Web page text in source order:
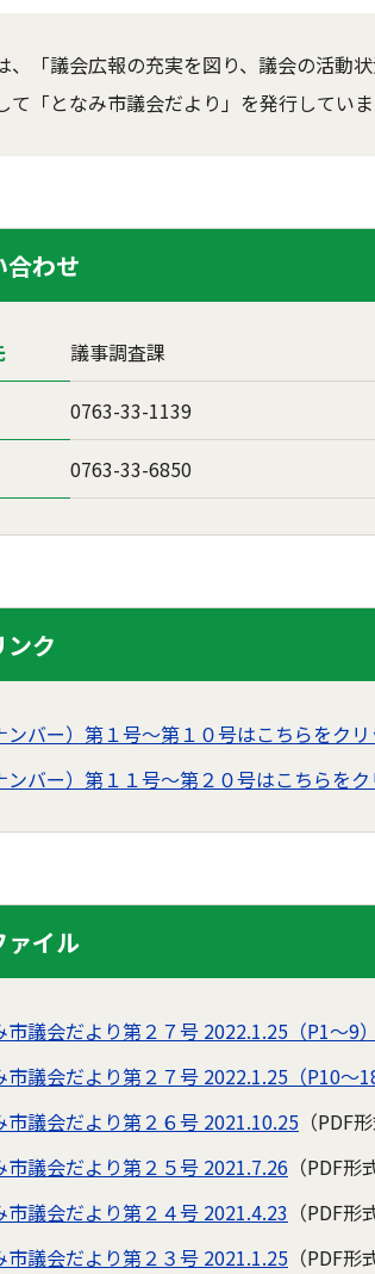
、「議会広報の充実を図り、議会の活動
て「となみ市議会だより」を発行していま
合わせ
議事調査課
0763-33-1139
0763-33-6850
ンク
ンバー）第１号～第１０号はこちらをクリ
ンバー）第１１号～第２０号はこちらを
ァイル
市議会だより第２７号 2022.1.25（P1～9）
市議会だより第２７号 2022.1.25（P10～18
市議会だより第２６号 2021.10.25 （PDF
市議会だより第２５号 2021.7.26 （PDF形
市議会だより第２４号 2021.4.23 （PDF形
市議会だより第２３号 2021.1.25 （PDF形